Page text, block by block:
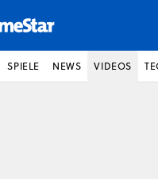
SPIELE NEWS VIDEOS